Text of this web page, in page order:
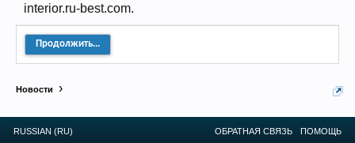
interior.ru-best.com.
Продолжить...
Новости
RUSSIAN (RU) ОБРАТНАЯ СВЯЗЬ ПОМОЩЬ